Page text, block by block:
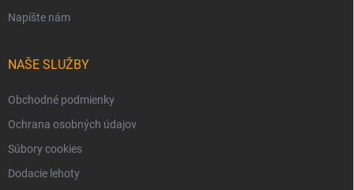
Napíšte nám
NAŠE SLUŽBY
Obchodné podmienky
Ochrana osobných údajov
Súbory cookies
Dodacie lehoty